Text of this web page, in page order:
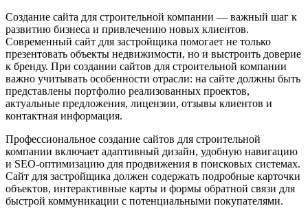
Создание сайта для строительной компании — важный шаг к
развитию бизнеса и привлечению новых клиентов.
Современный сайт для застройщика помогает не только
презентовать объекты недвижимости, но и выстроить доверие
к бренду. При создании сайтов для строительной компании
важно учитывать особенности отрасли: на сайте должны быть
представлены портфолио реализованных проектов,
актуальные предложения, лицензии, отзывы клиентов и
контактная информация.
Профессиональное создание сайтов для строительной
компании включает адаптивный дизайн, удобную навигацию
и SEO-оптимизацию для продвижения в поисковых системах.
Сайт для застройщика должен содержать подробные карточки
объектов, интерактивные карты и формы обратной связи для
быстрой коммуникации с потенциальными покупателями.